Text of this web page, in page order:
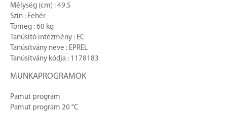
Mélység (cm) : 49.5
Szín : Fehér
Tömeg : 60 kg
Tanúsító intézmény : EC
Tanúsítvány neve : EPREL
Tanúsítvány kódja : 1178183
MUNKAPROGRAMOK
Pamut program
Pamut program 20 °C